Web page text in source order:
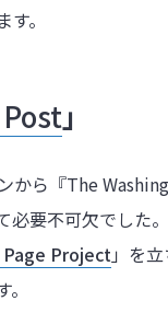
。
」
から『The
必要不可欠でした
Project」を